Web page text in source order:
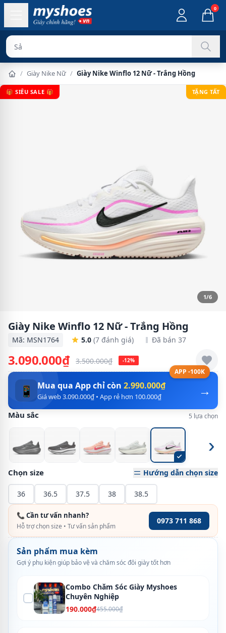
0
Sản phẩm chín
/ Giày Nike Nữ / Giày Nike Winflo 12 Nữ - Trắng Hồng
🎁 SIÊU SALE 🎁 TẶNG TẤT
1/6
Giày Nike Winflo 12 Nữ - Trắng Hồng
Mã: MSN1764 5.0 (7 đánh giá) Đã bán 37
3.090.000₫ 3.500.000₫ -12%
APP -100K
→
📱 Mua qua App chỉ còn 2.990.000₫
Giá web 3.090.000₫ • App rẻ hơn 100.000₫
Màu sắc 5 lựa chọn
›
Chọn size Hướng dẫn chọn size
36 36.5 37.5 38 38.5
📞 Cần tư vấn nhanh?
Hỗ trợ chọn size • Tư vấn sản phẩm
0973 711 868
Sản phẩm mua kèm
Gợi ý phụ kiện giúp bảo vệ và chăm sóc đôi giày tốt hơn
Combo Chăm Sóc Giày Myshoes
Chuyên Nghiệp
190.000₫455.000₫